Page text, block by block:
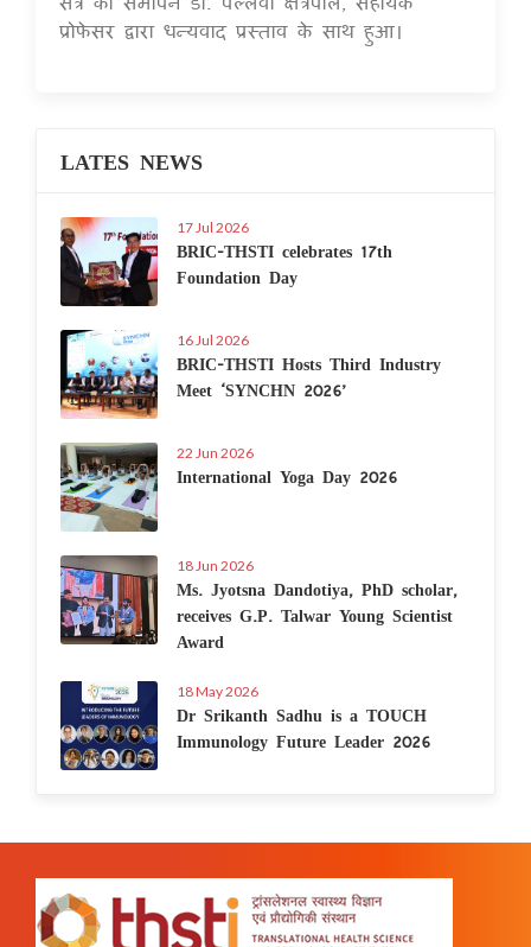
प्रोफेसर द्वारा धन्यवाद प्रस्ताव के साथ हुआ।
LATES NEWS
17 Jul 2026
BRIC-THSTI celebrates 17th
Foundation Day
16 Jul 2026
BRIC-THSTI Hosts Third Industry
Meet ‘SYNCHN 2026’
22 Jun 2026
International Yoga Day 2026
18 Jun 2026
Ms. Jyotsna Dandotiya, PhD scholar,
receives G.P. Talwar Young Scientist
Award
18 May 2026
Dr Srikanth Sadhu is a TOUCH
Immunology Future Leader 2026